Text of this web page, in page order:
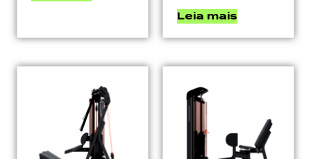
Leia mais